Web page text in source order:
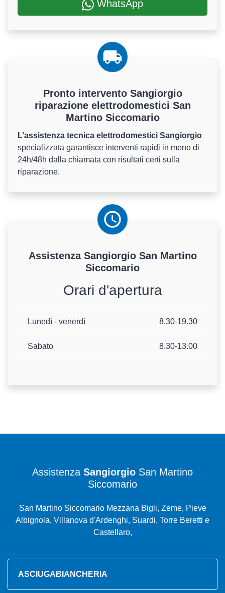
WhatsApp
Pronto intervento Sangiorgio
riparazione elettrodomestici San
Martino Siccomario
L’assistenza tecnica elettrodomestici Sangiorgio
specializzata garantisce interventi rapidi in meno di
24h/48h dalla chiamata con risultati certi sulla
riparazione.
Assistenza SangiorgioSan Martino
Siccomario
Orari d'apertura
Lunedì - venerdì 8.30-19.30
Sabato 8.30-13.00
Assistenza Sangiorgio San Martino
Siccomario
San Martino Siccomario Mezzana Bigli, Zeme, Pieve
Albignola, Villanova d'Ardenghi, Suardi, Torre Beretti e
Castellaro,
ASCIUGABIANCHERIA